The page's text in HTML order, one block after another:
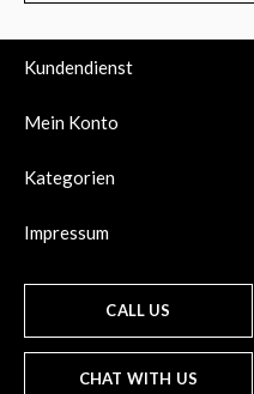
Kundendienst
Mein Konto
Kategorien
Impressum
CALL US
CHAT WITH US